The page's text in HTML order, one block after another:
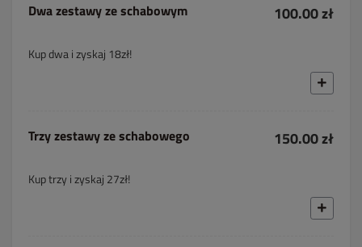
Dwa zestawy ze schabowym 100.00 zł
Kup dwa i zyskaj 18zł!
Trzy zestawy ze schabowego 150.00 zł
Kup trzy i zyskaj 27zł!